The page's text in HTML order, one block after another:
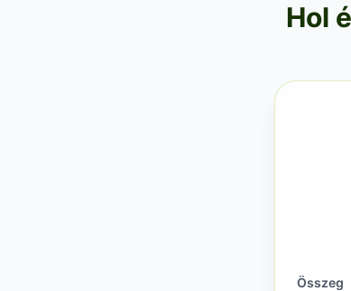
Hol
Összeg